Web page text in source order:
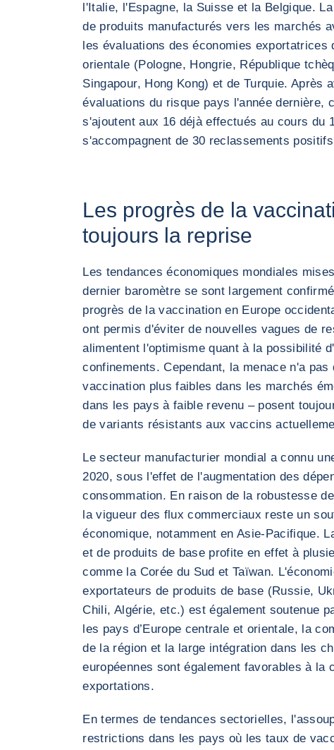
l'Italie, l'Espagne, la Suisse et la Belgique.
de produits manufacturés vers les marchés
les évaluations des économies exportatrices
orientale (Pologne, Hongrie, République
Singapour, Hong Kong) et de Turquie. Après
évaluations du risque pays l'année dernière,
s'ajoutent aux 16 déjà effectués au cours du
s'accompagnent de 30 reclassements
Les progrès de la
toujours la reprise
Les tendances économiques mondiales
dernier baromètre se sont largement
progrès de la vaccination en Europe
ont permis d'éviter de nouvelles vagues de
alimentent l'optimisme quant à la possibilité
confinements. Cependant, la menace n'a
vaccination plus faibles dans les marchés
dans les pays à faible revenu – posent
de variants résistants aux vaccins
Le secteur manufacturier mondial a connu
2020, sous l'effet de l'augmentation des
consommation. En raison de la robustesse
la vigueur des flux commerciaux reste un
économique, notamment en Asie-Pacifique.
et de produits de base profite en effet à
comme la Corée du Sud et Taïwan.
exportateurs de produits de base (Russie,
Chili, Algérie, etc.) est également soutenue
les pays d’Europe centrale et orientale, la
de la région et la large intégration dans les
européennes sont également favorables à la
exportations.
En termes de tendances sectorielles,
restrictions dans les pays où les taux de